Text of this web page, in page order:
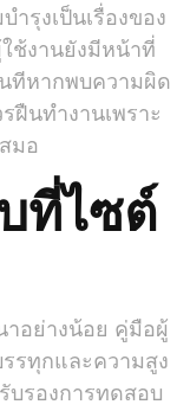
รุงเป็นเรื่องของ
ช้งานยังมีหน้าที่
ทีหากพบความผิด
ฝืนทำงานเพราะ
มอ
ที่ไซต์
าอย่างน้อย คู่มือผู้
รทุกและความสูง
บรองการทดสอบ